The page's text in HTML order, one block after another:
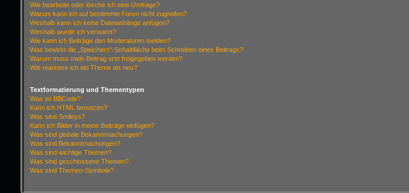
Wie bearbeite oder lösche ich eine Umfrage?
Warum kann ich auf bestimmte Foren nicht zugreifen?
Weshalb kann ich keine Dateianhänge anfügen?
Weshalb wurde ich verwarnt?
Wie kann ich Beiträge den Moderatoren melden?
Was bewirkt die „Speichern“-Schaltfläche beim Schreiben eines Beitrags?
Warum muss mein Beitrag erst freigegeben werden?
Wie markiere ich ein Thema als neu?
Textformatierung und Thementypen
Was ist BBCode?
Kann ich HTML benutzen?
Was sind Smileys?
Kann ich Bilder in meine Beiträge einfügen?
Was sind globale Bekanntmachungen?
Was sind Bekanntmachungen?
Was sind wichtige Themen?
Was sind geschlossene Themen?
Was sind Themen-Symbole?